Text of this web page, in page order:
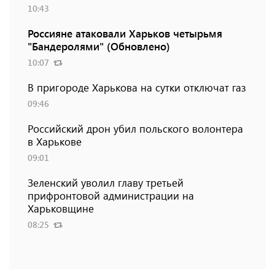
10:43
Россияне атаковали Харьков четырьмя
"Бандеролями" (Обновлено)
10:07
В пригороде Харькова на сутки отключат газ
09:46
Российский дрон убил польского волонтера
в Харькове
09:01
Зеленский уволил главу третьей
прифронтовой администрации на
Харьковщине
08:25